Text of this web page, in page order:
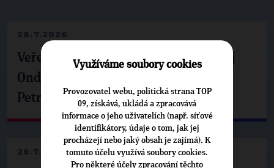
28.7.2026
Veřejné finance, euro i školství. Matěj
Ondřej Havel jednal s prezidentem
Petrem Pavlem
29.7.2026
Využíváme soubory cookies
Provozovatel webu, politická strana TOP
09, získává, ukládá a zpracovává
informace o jeho uživatelích (např. síťové
identifikátory, údaje o tom, jak jej
procházejí nebo jaký obsah je zajímá). K
tomuto účelu využívá soubory cookies.
Pro některé účely zpracování těchto